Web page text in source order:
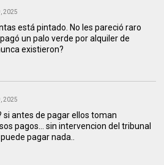
2025
está pintado. No les pareció raro
un palo verde por alquiler de
existieron?
2025
si antes de pagar ellos toman
pagos... sin intervencion del tribunal
pagar nada..